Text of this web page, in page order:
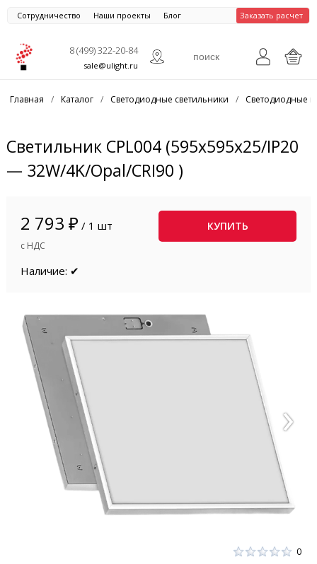
Сотрудничество Наши проекты Блог Заказать расчет
8 (499) 322-20-84
sale@ulight.ru
Главная / Каталог / Светодиодные светильники / Светодиодные
Светильник CPL004 (595х595х25/IP20
— 32W/4K/Opal/CRI90 )
2 793 ₽ / 1 шт
с НДС
КУПИТЬ
Наличие: ✔
0